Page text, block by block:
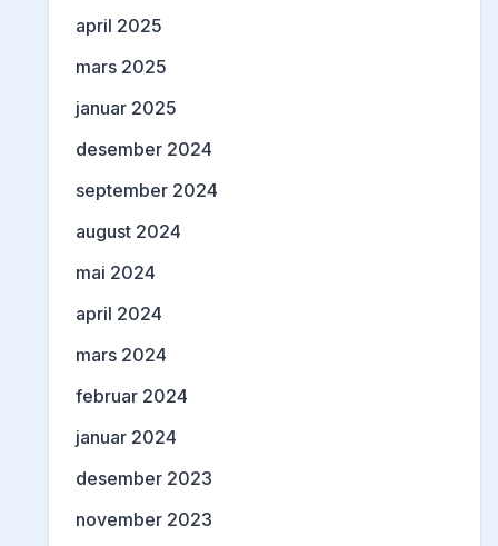
april 2025
mars 2025
januar 2025
desember 2024
september 2024
august 2024
mai 2024
april 2024
mars 2024
februar 2024
januar 2024
desember 2023
november 2023